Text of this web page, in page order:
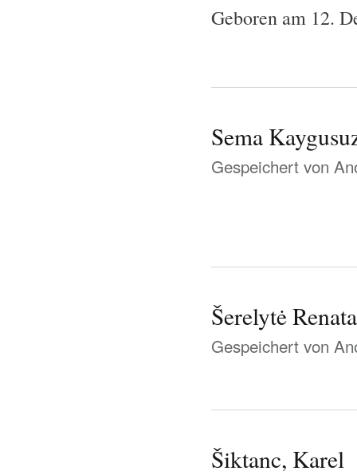
Geboren am 12.
Sema
Gespeichert von
Šerelytė Renata
Gespeichert von
Šiktanc, Karel